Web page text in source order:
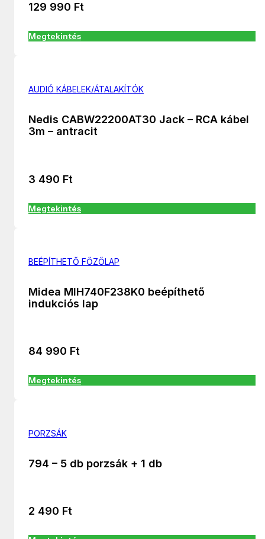
129 990 Ft
Megtekintés
AUDIÓ KÁBELEK/ÁTALAKÍTÓK
Nedis CABW22200AT30 Jack – RCA kábel
3m – antracit
3 490 Ft
Megtekintés
BEÉPÍTHETŐ FŐZŐLAP
Midea MIH740F238K0 beépíthető
indukciós lap
84 990 Ft
Megtekintés
PORZSÁK
794 – 5 db porzsák + 1 db
2 490 Ft